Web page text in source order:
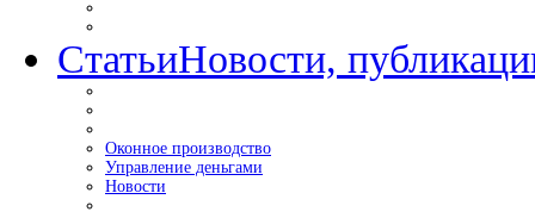
СтатьиНовости,
Оконное производство
Управление деньгами
Новости